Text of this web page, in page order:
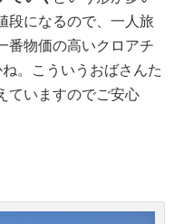
段になるので、一人旅
番物価の高いクロアチ
ね。こういうおばさんた
ていますのでご安心